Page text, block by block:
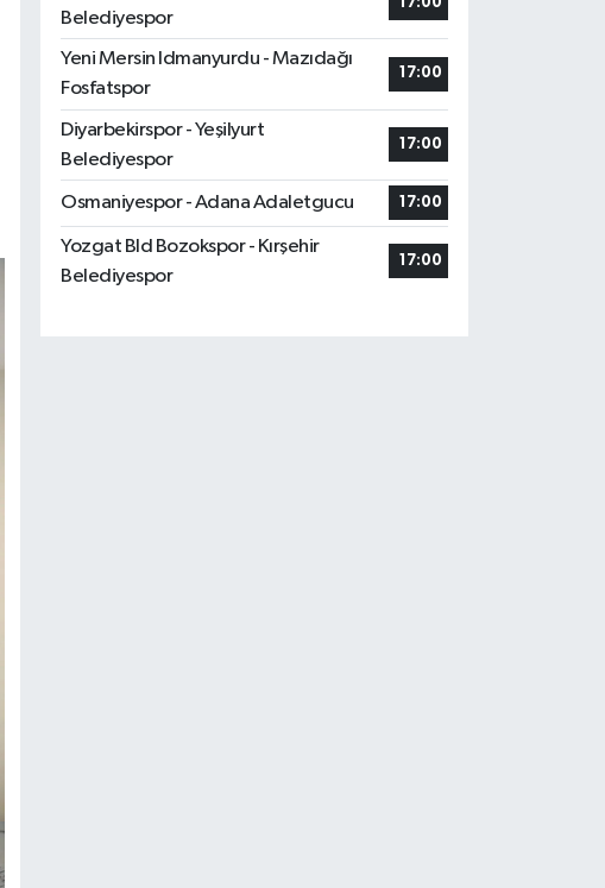
Belediyespor
Yeni Mersin Idmanyurdu - Mazıdağı
Fosfatspor
17:00
Diyarbekirspor - Yeşilyurt
Belediyespor
17:00
Osmaniyespor - Adana Adaletgucu 17:00
Yozgat Bld Bozokspor - Kırşehir
Belediyespor
17:00